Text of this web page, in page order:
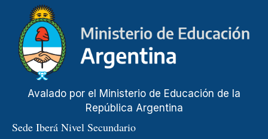
Avalado por el Ministerio de Educación de la
República Argentina
Sede Iberá Nivel Secundario